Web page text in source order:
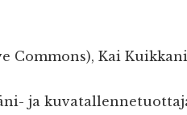
Commons), Kai
ja